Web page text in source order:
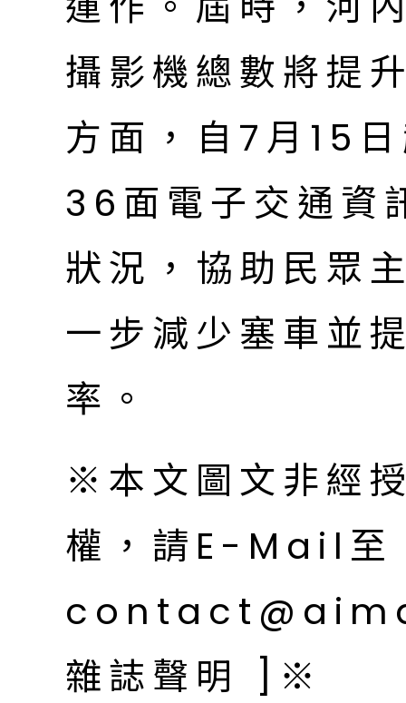
攝影機總數將提
方面，自7月15
36面電子交通資
狀況，協助民眾
一步減少塞車並
率。
※本文圖文非經
權，請E-Mail至
雜誌聲明 ]※